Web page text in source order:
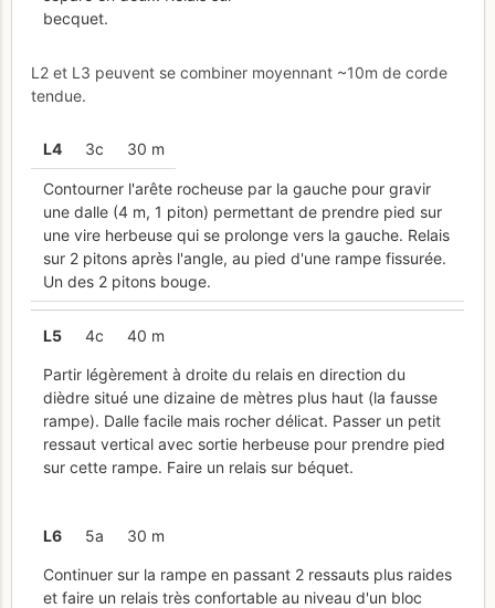
becquet.
L2 et L3 peuvent se combiner moyennant ~10m de corde
tendue.
L4 3c 30 m
Contourner l'arête rocheuse par la gauche pour gravir
une dalle (4 m, 1 piton) permettant de prendre pied sur
une vire herbeuse qui se prolonge vers la gauche. Relais
sur 2 pitons après l'angle, au pied d'une rampe fissurée.
Un des 2 pitons bouge.
L5 4c 40 m
Partir légèrement à droite du relais en direction du
dièdre situé une dizaine de mètres plus haut (la fausse
rampe). Dalle facile mais rocher délicat. Passer un petit
ressaut vertical avec sortie herbeuse pour prendre pied
sur cette rampe. Faire un relais sur béquet.
L6 5a 30 m
Continuer sur la rampe en passant 2 ressauts plus raides
et faire un relais très confortable au niveau d'un bloc